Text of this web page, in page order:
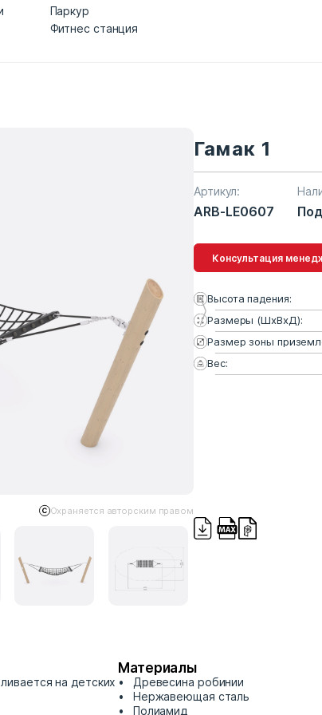
Паркур
Фитнес станция
Охраняется авторским правом
Гамак 1
Артикул:
ARB-LE0607
Консультация
Высота падения:
Размеры (ШхВхД):
Размер зоны
Вес:
на детских
Материалы
Древесина робинии
Нержавеющая сталь
Полиамид